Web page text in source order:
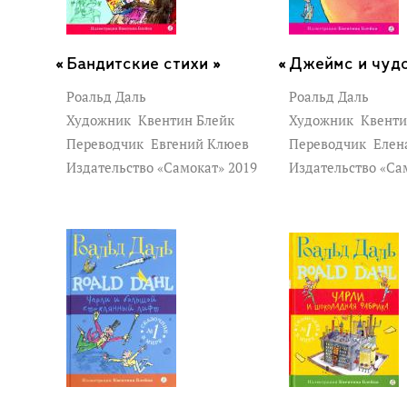
Бандитские стихи »
Роальд Даль
Художник Квентин Блейк
Переводчик Евгений Клюев
Издательство «Самокат» 2019
Джеймс и
Роальд Даль
Художник
Переводчик
Издательство